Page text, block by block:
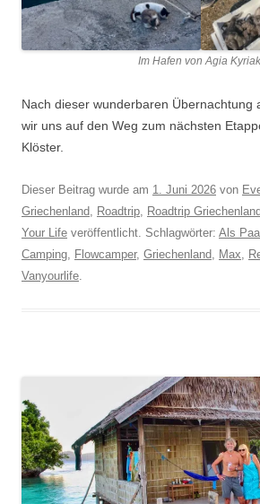
Im Hafen von Agia
Nach dieser wunderbaren Übernachtung
wir uns auf den Weg zum nächsten
Klöster.
Dieser Beitrag wurde am 1. Juni 2026 von
Griechenland Roadtrip Roadtrip
Your Life veröffentlicht. Schlagwörter: Als
Camping Flowcamper, Griechenland Max
Vanyourlife